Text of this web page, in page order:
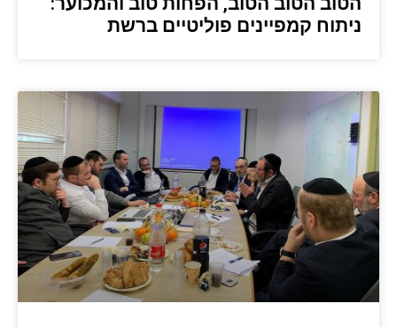
ניתוח קמפיינים פוליטיים ברשת